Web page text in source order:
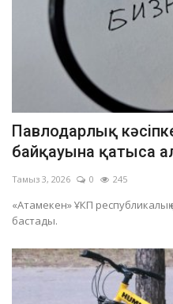
Павлодарлық
байқауына қатыса
Тамыз 3, 2026 0 245
«Атамекен» ҰКП республикалық
бастады.